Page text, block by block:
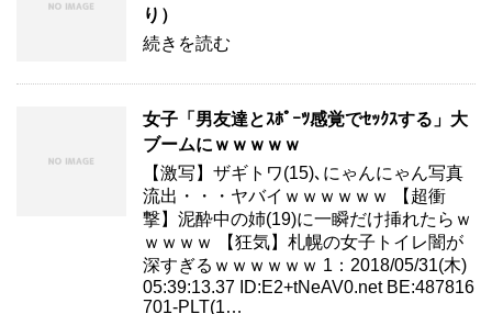
り）
続きを読む
女子「男友達とｽﾎﾟｰﾂ感覚でｾｯｸｽする」大
ブームにｗｗｗｗｗ
【激写】ザギトワ(15)､にゃんにゃん写真
流出・・・ヤバイｗｗｗｗｗｗ 【超衝
撃】泥酔中の姉(19)に一瞬だけ挿れたらｗ
ｗｗｗｗ 【狂気】札幌の女子トイレ闇が
深すぎるｗｗｗｗｗｗ 1：2018/05/31(木)
05:39:13.37 ID:E2+tNeAV0.net BE:487816
701-PLT(1…